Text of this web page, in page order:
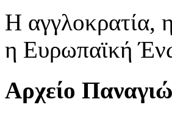
Η αγγλοκρατία,
η Ευρωπαϊκή
Αρχείο